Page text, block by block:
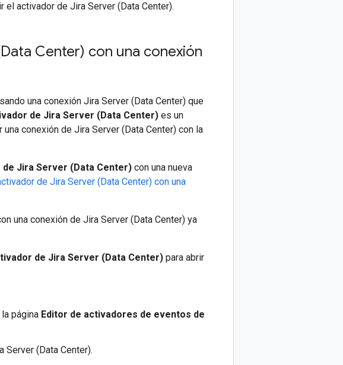
el activador de Jira Server (Data Center).
Center) con una conexión
una conexión Jira Server (Data Center) que
de Jira Server (Data Center) es un
conexión de Jira Server (Data Center) con la
de Jira Server (Data Center) con una nueva
de Jira Server (Data Center) con una
una conexión de Jira Server (Data Center) ya
de Jira Server (Data Center) para abrir
página Editor de activadores de eventos de
Server (Data Center).